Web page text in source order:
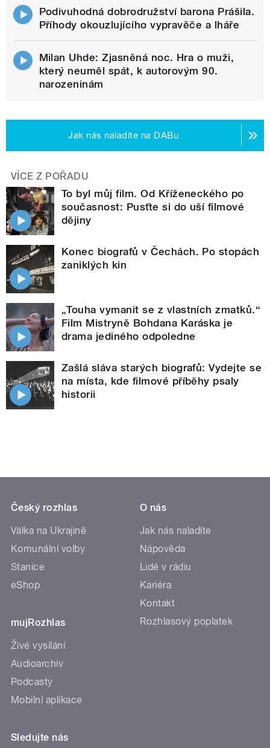
Podivuhodná dobrodružství barona Prášila.
Příhody okouzlujícího vypravěče a lháře
Milan Uhde: Zjasněná noc. Hra o muži,
který neuměl spát, k autorovým 90.
narozeninám
Jak nás naladíte na DABu
VÍCE Z POŘADU
To byl můj film. Od Kříženeckého po
současnost: Pusťte si do uší filmové
dějiny
Konec biografů v Čechách. Po stopách
zaniklých kin
„Touha vymanit se z vlastních zmatků.“
Film Mistryně Bohdana Karáska je
drama jediného odpoledne
Zašlá sláva starých biografů: Vydejte se
na místa, kde filmové příběhy psaly
historii
Český rozhlas
Válka na Ukrajině
Komunální volby
Stanice
eShop
mujRozhlas
Živé vysílání
Audioarchiv
Podcasty
Mobilní aplikace
O nás
Jak nás naladíte
Nápověda
Lidé v rádiu
Kariéra
Kontakt
Rozhlasový poplatek
Sledujte nás